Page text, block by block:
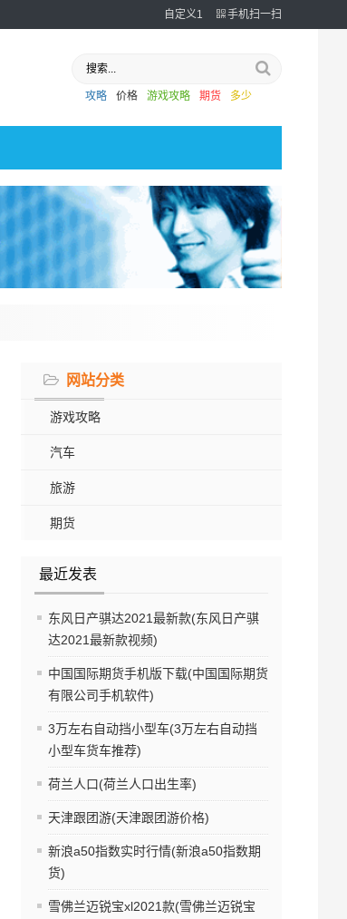
自定义1 手机扫一扫
攻略 价格 游戏攻略 期货 多少
网站分类
游戏攻略
汽车
旅游
期货
最近发表
东风日产骐达2021最新款(东风日产骐
达2021最新款视频)
中国国际期货手机版下载(中国国际期货
有限公司手机软件)
3万左右自动挡小型车(3万左右自动挡
小型车货车推荐)
荷兰人口(荷兰人口出生率)
天津跟团游(天津跟团游价格)
新浪a50指数实时行情(新浪a50指数期
货)
雪佛兰迈锐宝xl2021款(雪佛兰迈锐宝